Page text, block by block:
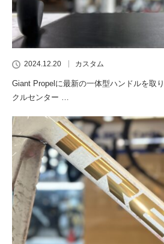
2024.12.20 カスタム
Giant Propelに最新の一体型ハンドルを取
クルセンター …